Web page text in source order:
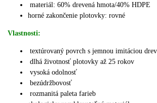
materiál:60% drevená hmota/40% HDPE
horné zakončenie plotovky: rovné
Vlastnosti:
textúrovaný povrch s jemnou imitáciou
dlhá životnosť plotovky až 25 rokov
vysoká odolnosť
bezúdržbovosť
rozmanitá paleta farieb